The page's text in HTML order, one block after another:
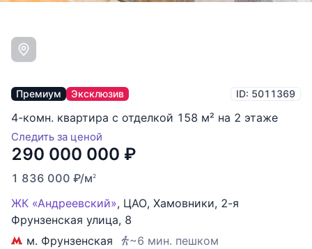
Премиум Эксклюзив ID: 5011369
4-комн. квартира с отделкой 158 м² на 2 этаже
Следить за ценой
290 000 000 ₽
1 836 000 ₽/м2
ЖК «Андреевский», ЦАО, Хамовники, 2-я
Фрунзенская улица, 8
м. Фрунзенская
~6 мин. пешком